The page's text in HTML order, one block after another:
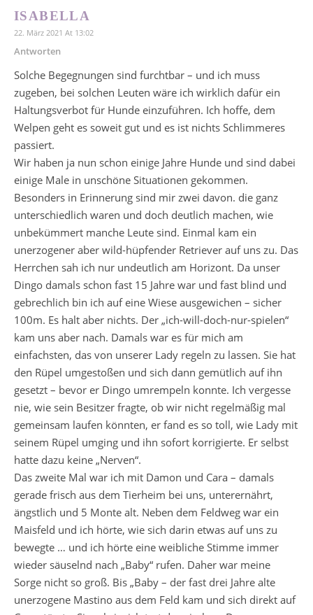
ISABELLA
22. März 2021 At 13:02
Antworten
Solche Begegnungen sind furchtbar – und ich muss
zugeben, bei solchen Leuten wäre ich wirklich dafür ein
Haltungsverbot für Hunde einzuführen. Ich hoffe, dem
Welpen geht es soweit gut und es ist nichts Schlimmeres
passiert.
Wir haben ja nun schon einige Jahre Hunde und sind dabei
einige Male in unschöne Situationen gekommen.
Besonders in Erinnerung sind mir zwei davon. die ganz
unterschiedlich waren und doch deutlich machen, wie
unbekümmert manche Leute sind. Einmal kam ein
unerzogener aber wild-hüpfender Retriever auf uns zu. Das
Herrchen sah ich nur undeutlich am Horizont. Da unser
Dingo damals schon fast 15 Jahre war und fast blind und
gebrechlich bin ich auf eine Wiese ausgewichen – sicher
100m. Es halt aber nichts. Der „ich-will-doch-nur-spielen“
kam uns aber nach. Damals war es für mich am
einfachsten, das von unserer Lady regeln zu lassen. Sie hat
den Rüpel umgestoßen und sich dann gemütlich auf ihn
gesetzt – bevor er Dingo umrempeln konnte. Ich vergesse
nie, wie sein Besitzer fragte, ob wir nicht regelmäßig mal
gemeinsam laufen könnten, er fand es so toll, wie Lady mit
seinem Rüpel umging und ihn sofort korrigierte. Er selbst
hatte dazu keine „Nerven“.
Das zweite Mal war ich mit Damon und Cara – damals
gerade frisch aus dem Tierheim bei uns, unterernährt,
ängstlich und 5 Monte alt. Neben dem Feldweg war ein
Maisfeld und ich hörte, wie sich darin etwas auf uns zu
bewegte … und ich hörte eine weibliche Stimme immer
wieder säuselnd nach „Baby“ rufen. Daher war meine
Sorge nicht so groß. Bis „Baby – der fast drei Jahre alte
unerzogene Mastino aus dem Feld kam und sich direkt auf